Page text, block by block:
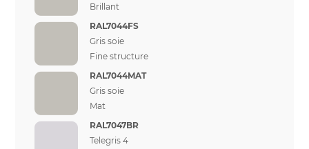
Brillant
RAL7044FS
Gris soie
Fine structure
RAL7044MAT
Gris soie
Mat
RAL7047BR
Telegris 4